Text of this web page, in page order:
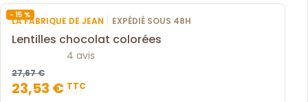
- 15 %
LA FABRIQUE DE JEAN | EXPÉDIÉ SOUS 48H
Lentilles chocolat colorées
4 avis
27,67 €
23,53 € TTC